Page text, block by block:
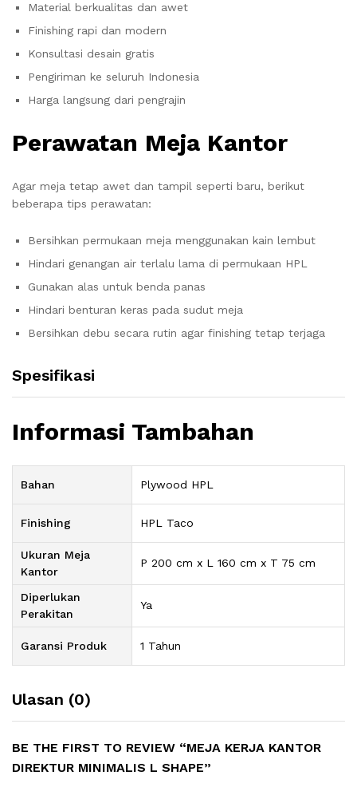
Material berkualitas dan awet
Finishing rapi dan modern
Konsultasi desain gratis
Pengiriman ke seluruh Indonesia
Harga langsung dari pengrajin
Perawatan Meja Kantor
Agar meja tetap awet dan tampil seperti baru, berikut
beberapa tips perawatan:
Bersihkan permukaan meja menggunakan kain lembut
Hindari genangan air terlalu lama di permukaan HPL
Gunakan alas untuk benda panas
Hindari benturan keras pada sudut meja
Bersihkan debu secara rutin agar finishing tetap terjaga
Spesifikasi
Informasi Tambahan
Bahan Plywood HPL
Finishing HPL Taco
Ukuran Meja
Kantor
P 200 cm x L 160 cm x T 75 cm
Diperlukan
Perakitan
Ya
Garansi Produk 1 Tahun
Ulasan (0)
BE THE FIRST TO REVIEW “MEJA KERJA KANTOR
DIREKTUR MINIMALIS L SHAPE”